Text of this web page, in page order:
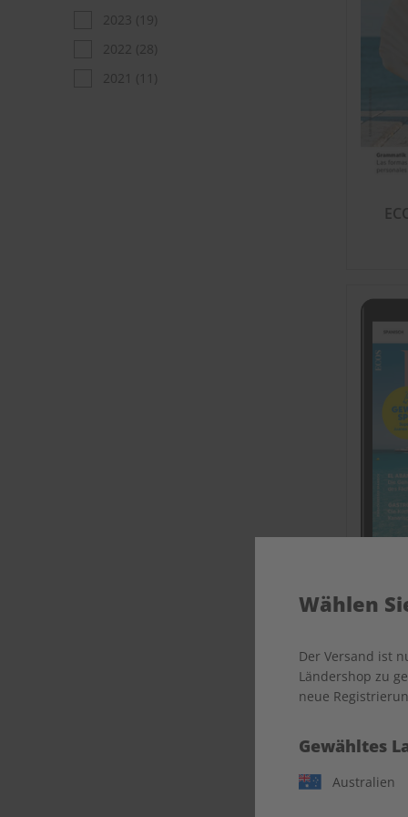
2023 (19)
2022 (28)
2021 (11)
Wählen
Der Versand ist
Ländershop zu
neue
Gewähltes
Australien